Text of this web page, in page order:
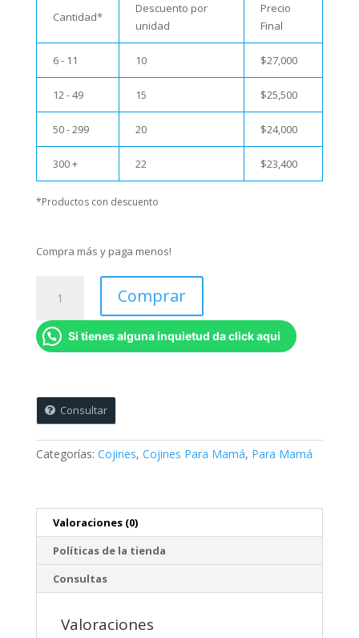
Cantidad*
Descuento por
unidad
Precio
Final
6 - 11 10 $27,000
12 - 49 15 $25,500
50 - 299 20 $24,000
300 + 22 $23,400
*Productos con descuento
Compra más y paga menos!
de
la
Madre
cantidad
Comprar
Si tienes alguna inquietud da click aqui
Consultar
Categorías: Cojines, Cojines Para Mamá, Para Mamá
Valoraciones (0)
Políticas de la tienda
Consultas
Valoraciones